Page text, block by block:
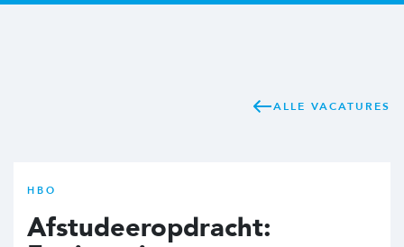
ALLE VACATURES
HBO
Afstudeeropdracht: